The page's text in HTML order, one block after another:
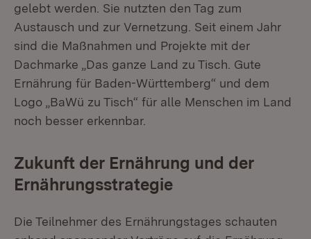
gelebt werden. Sie nutzten den Tag zum
Austausch und zur Vernetzung. Seit einem Jahr
sind die Maßnahmen und Projekte mit der
Dachmarke „Das ganze Land zu Tisch. Gute
Ernährung für Baden-Württemberg“ und dem
Logo „BaWü zu Tisch“ für alle Menschen im Land
noch besser erkennbar.
Zukunft der Ernährung und der
Ernährungsstrategie
Die Teilnehmer des Ernährungstages schauten